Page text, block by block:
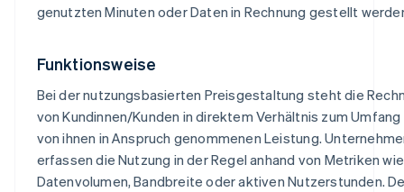
genutzten Minuten oder Daten in Rechnung gestellt
Funktionsweise
Bei der nutzungsbasierten Preisgestaltung steht die
von Kundinnen/Kunden in direktem Verhältnis zum
von ihnen in Anspruch genommenen Leistung.
erfassen die Nutzung in der Regel anhand von Metriken wie
Datenvolumen, Bandbreite oder aktiven Nutzerstunden.